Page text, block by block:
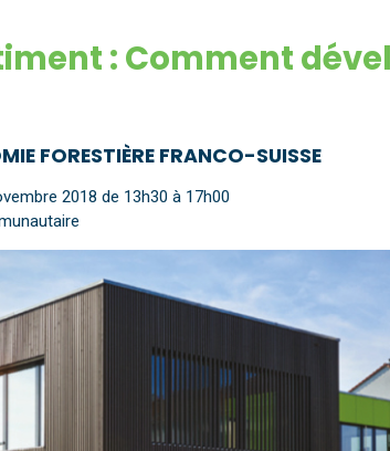
: Comment
FORESTIÈRE FRANCO-SUISSE
2018 de 13h30 à 17h00